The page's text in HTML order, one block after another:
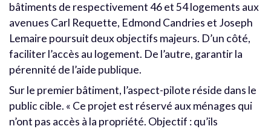
bâtiments de respectivement 46 et 54 logements aux
avenues Carl Requette, Edmond Candries et Joseph
Lemaire poursuit deux objectifs majeurs. D’un côté,
faciliter l’accès au logement. De l’autre, garantir la
pérennité de l’aide publique.
Sur le premier bâtiment, l’aspect-pilote réside dans le
public cible. « Ce projet est réservé aux ménages qui
n’ont pas accès à la propriété. Objectif : qu’ils